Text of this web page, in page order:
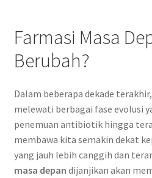
Farmasi Masa
Berubah?
Dalam beberapa dekade
melewati berbagai fase evolusi
penemuan antibiotik hingga
membawa kita semakin dekat
yang jauh lebih canggih dan
masa depan dijanjikan akan